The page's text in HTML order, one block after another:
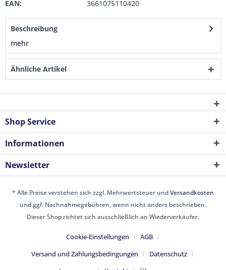
EAN:
3661075110420
Beschreibung
mehr
Ähnliche Artikel
Shop Service
Informationen
Newsletter
* Alle Preise verstehen sich zzgl. Mehrwertsteuer undVersandkosten
und ggf. Nachnahmegebühren, wenn nicht anders beschrieben.
Dieser Shop richtet sich ausschließlich an Wiederverkäufer.
Cookie-Einstellungen
AGB
Versand und Zahlungsbedingungen
Datenschutz